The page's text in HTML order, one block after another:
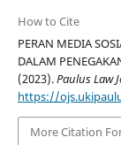
How to Cite
PERAN MEDIA
DALAM
(2023).Paulus Law
https://
More Citation